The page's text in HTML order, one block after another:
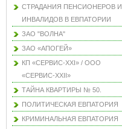
СТРАДАНИЯ ПЕНСИОНЕРОВ И
ИНВАЛИДОВ В ЕВПАТОРИИ
ЗАО "ВОЛНА"
ЗАО «АПОГЕЙ»
КП «СЕРВИС-XXI» / ООО
«СЕРВИС-XXII»
ТАЙНА КВАРТИРЫ № 50.
ПОЛИТИЧЕСКАЯ ЕВПАТОРИЯ
КРИМИНАЛЬНАЯ ЕВПАТОРИЯ